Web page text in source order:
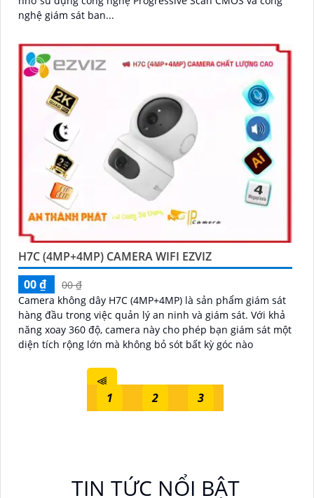
nghệ giám sát ban...
H7C (4MP+4MP) CAMERA WIFI EZVIZ
00 ₫
00 ₫
Camera không dây H7C (4MP+4MP) là sản phẩm giám sát
hàng đầu trong việc quản lý an ninh và giám sát. Với khả
năng xoay 360 độ, camera này cho phép bạn giám sát một
diện tích rộng lớn mà không bỏ sót bất kỳ góc nào
⫷
1
2 3
TIN TỨC NỔI BẬT